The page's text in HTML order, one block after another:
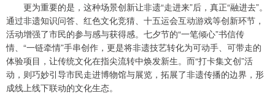
更为重要的是，这种场景创新让非遗“走进来”后，真正“融进去”。
通过非遗知识问答、红色文化竞猜、十五运会互动游戏等创新环节，
活动增强了市民的参与感与获得感。七夕节的“一笔倾心”书信传
情、“一链牵情”手串创作，更是将非遗技艺转化为可动手、可带走的
体验项目，让传统文化在指尖流转中焕发新生。而“打卡集文创”活
动，则巧妙引导市民走进博物馆与展览，拓展了非遗传播的边界，形
成线上线下联动的文化生态。